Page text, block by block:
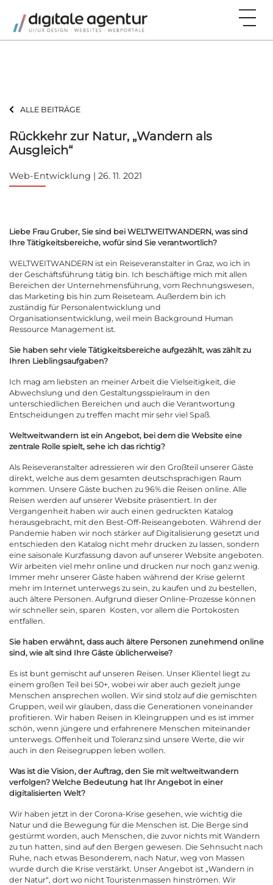
ALLE BEITRÄGE
Rückkehr zur Natur, „Wandern als
Ausgleich“
Web-Entwicklung | 26. 11. 2021
Liebe Frau Gruber, Sie sind bei WELTWEITWANDERN, was sind
Ihre Tätigkeitsbereiche, wofür sind Sie verantwortlich?
WELTWEITWANDERN ist ein Reiseveranstalter in Graz, wo ich in
der Geschäftsführung tätig bin. Ich beschäftige mich mit allen
Bereichen der Unternehmensführung, vom Rechnungswesen,
das Marketing bis hin zum Reiseteam. Außerdem bin ich
zuständig für Personalentwicklung und
Organisationsentwicklung, weil mein Background Human
Ressource Management ist.
Sie haben sehr viele Tätigkeitsbereiche aufgezählt, was zählt zu
Ihren Lieblingsaufgaben?
Ich mag am liebsten an meiner Arbeit die Vielseitigkeit, die
Abwechslung und den Gestaltungsspielraum in den
unterschiedlichen Bereichen und auch die Verantwortung
Entscheidungen zu treffen macht mir sehr viel Spaß.
Weltweitwandern ist ein Angebot, bei dem die Website eine
zentrale Rolle spielt, sehe ich das richtig?
Als Reiseveranstalter adressieren wir den Großteil unserer Gäste
direkt, welche aus dem gesamten deutschsprachigen Raum
kommen. Unsere Gäste buchen zu 96% die Reisen online. Alle
Reisen werden auf unserer Website präsentiert. In der
Vergangenheit haben wir auch einen gedruckten Katalog
herausgebracht, mit den Best-Off-Reiseangeboten. Während der
Pandemie haben wir noch stärker auf Digitalisierung gesetzt und
entschieden den Katalog nicht mehr drucken zu lassen, sondern
eine saisonale Kurzfassung davon auf unserer Website angeboten.
Wir arbeiten viel mehr online und drucken nur noch ganz wenig.
Immer mehr unserer Gäste haben während der Krise gelernt
mehr im Internet unterwegs zu sein, zu kaufen und zu bestellen,
auch ältere Personen. Aufgrund dieser Online-Prozesse können
wir schneller sein, sparen Kosten, vor allem die Portokosten
entfallen.
Sie haben erwähnt, dass auch ältere Personen zunehmend online
sind, wie alt sind Ihre Gäste üblicherweise?
Es ist bunt gemischt auf unseren Reisen. Unser Klientel liegt zu
einem großen Teil bei 50+, wobei wir aber auch gezielt junge
Menschen ansprechen wollen. Wir sind stolz auf die gemischten
Gruppen, weil wir glauben, dass die Generationen voneinander
profitieren. Wir haben Reisen in Kleingruppen und es ist immer
schön, wenn jüngere und erfahrenere Menschen miteinander
unterwegs. Offenheit und Toleranz sind unsere Werte, die wir
auch in den Reisegruppen leben wollen.
Was ist die Vision, der Auftrag, den Sie mit weltweitwandern
verfolgen? Welche Bedeutung hat Ihr Angebot in einer
digitalisierten Welt?
Wir haben jetzt in der Corona-Krise gesehen, wie wichtig die
Natur und die Bewegung für die Menschen ist. Die Berge sind
gestürmt worden, auch Menschen, die zuvor nichts mit Wandern
zu tun hatten, sind auf den Bergen gewesen. Die Sehnsucht nach
Ruhe, nach etwas Besonderem, nach Natur, weg von Massen
wurde durch die Krise verstärkt. Unser Angebot ist „Wandern in
der Natur“, dort wo nicht Touristenmassen hinströmen. Wir